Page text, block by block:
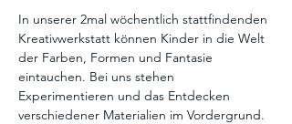
In unserer 2mal wöchentlich stattfindenden
Kreativwerkstatt können Kinder in die Welt
der Farben, Formen und Fantasie
eintauchen. Bei uns stehen
Experimentieren und das Entdecken
verschiedener Materialien im Vordergrund.